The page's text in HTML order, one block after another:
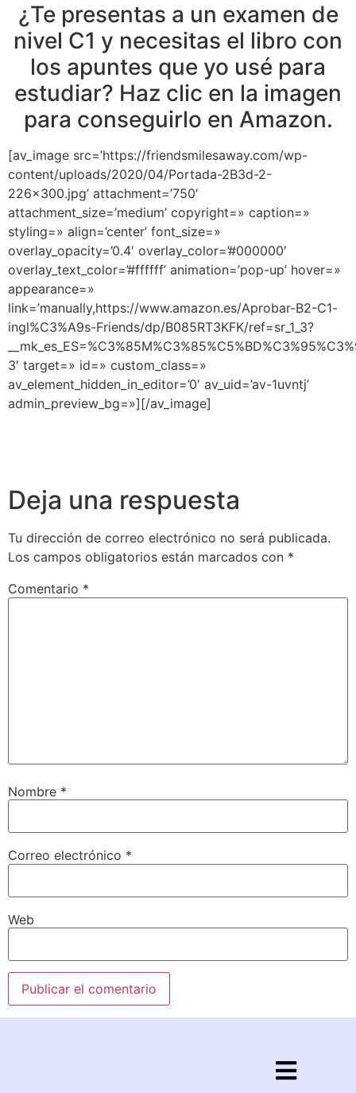
¿Te presentas a un examen de
nivel C1 y necesitas el libro con
los apuntes que yo usé para
estudiar? Haz clic en la imagen
para conseguirlo en Amazon.
[av_image src=’https://friendsmilesaway.com/wp-
content/uploads/2020/04/Portada-2B3d-2-
226×300.jpg’ attachment=’750′
attachment_size=’medium’ copyright=» caption=»
styling=» align=’center’ font_size=»
overlay_opacity=’0.4′ overlay_color=’#000000′
overlay_text_color=’#ffffff’ animation=’pop-up’ hover=»
appearance=»
link=’manually,https://www.amazon.es/Aprobar-B2-C1-
ingl%C3%A9s-Friends/dp/B085RT3KFK/ref=sr_1_3?
3′ target=» id=» custom_class=»
av_element_hidden_in_editor=’0′ av_uid=’av-1uvntj’
admin_preview_bg=»][/av_image]
Deja una respuesta
Tu dirección de correo electrónico no será publicada.
Los campos obligatorios están marcados con *
Comentario *
Nombre *
Correo electrónico *
Web